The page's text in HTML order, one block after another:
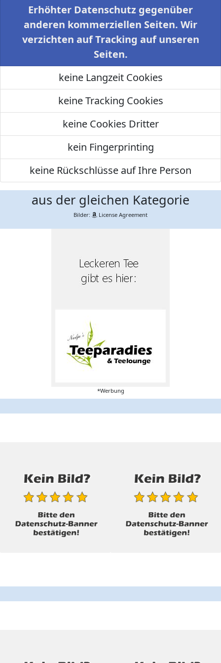
Erhöhter Datenschutz gegenüber
anderen kommerziellen Seiten. Wir
verzichten auf Tracking auf unseren
Seiten.
keine Langzeit Cookies
keine Tracking Cookies
keine Cookies Dritter
kein Fingerprinting
keine Rückschlüsse auf Ihre Person
aus der gleichen Kategorie
Bilder: License Agreement
*Werbung